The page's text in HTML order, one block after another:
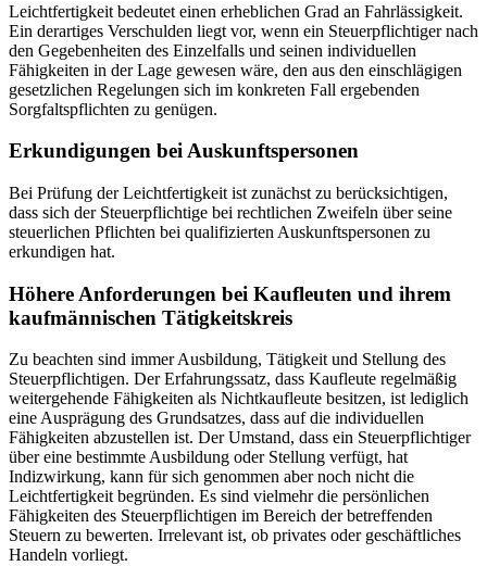
Leichtfertigkeit bedeutet einen erheblichen Grad an Fahrlässigkeit.
Ein derartiges Verschulden liegt vor, wenn ein Steuerpflichtiger nach
den Gegebenheiten des Einzelfalls und seinen individuellen
Fähigkeiten in der Lage gewesen wäre, den aus den einschlägigen
gesetzlichen Regelungen sich im konkreten Fall ergebenden
Sorgfaltspflichten zu genügen.
Erkundigungen bei Auskunftspersonen
Bei Prüfung der Leichtfertigkeit ist zunächst zu berücksichtigen,
dass sich der Steuerpflichtige bei rechtlichen Zweifeln über seine
steuerlichen Pflichten bei qualifizierten Auskunftspersonen zu
erkundigen hat.
Höhere Anforderungen bei Kaufleuten und ihrem
kaufmännischen Tätigkeitskreis
Zu beachten sind immer Ausbildung, Tätigkeit und Stellung des
Steuerpflichtigen. Der Erfahrungssatz, dass Kaufleute regelmäßig
weitergehende Fähigkeiten als Nichtkaufleute besitzen, ist lediglich
eine Ausprägung des Grundsatzes, dass auf die individuellen
Fähigkeiten abzustellen ist. Der Umstand, dass ein Steuerpflichtiger
über eine bestimmte Ausbildung oder Stellung verfügt, hat
Indizwirkung, kann für sich genommen aber noch nicht die
Leichtfertigkeit begründen. Es sind vielmehr die persönlichen
Fähigkeiten des Steuerpflichtigen im Bereich der betreffenden
Steuern zu bewerten. Irrelevant ist, ob privates oder geschäftliches
Handeln vorliegt.